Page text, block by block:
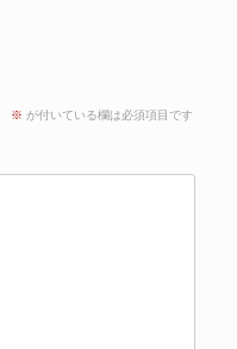
※ が付いている欄は必須項目です